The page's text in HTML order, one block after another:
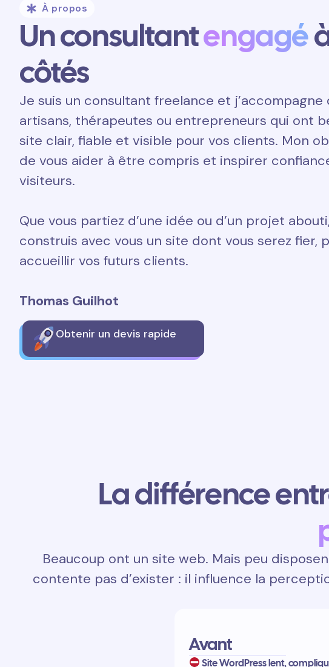
À propos
Un consultantengagé
côtés
Je suis un consultant freelance et j’accompagne
artisans, thérapeutes ou entrepreneurs qui ont
site clair, fiable et visible pour vos clients. Mon
de vous aider à être compris et inspirer
visiteurs.
Que vous partiez d’une idée ou d’un projet
construis avec vous un site dont vous serez fier,
accueillir vos futurs clients.
Thomas Guilhot
Obtenir un devis rapide
La différence
Beaucoup ont un site web. Mais peu
contente pas d’exister : il influence la
Avant
Site WordPress lent,